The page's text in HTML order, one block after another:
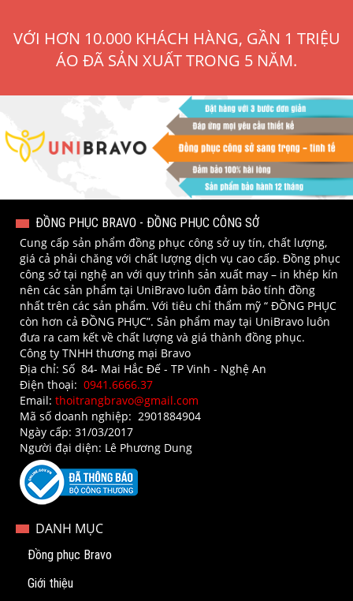
VỚI HƠN 10.000 KHÁCH HÀNG, GẦN 1 TRIỆU
ÁO ĐÃ SẢN XUẤT TRONG 5 NĂM.
ĐỒNG PHỤC BRAVO - ĐỒNG PHỤC CÔNG SỞ
Cung cấp sản phẩm đồng phục công sở uy tín, chất lượng,
giá cả phải chăng với chất lượng dịch vụ cao cấp. Đồng phục
công sở tại nghệ an với quy trình sản xuất may – in khép kín
nên các sản phẩm tại UniBravo luôn đảm bảo tính đồng
nhất trên các sản phẩm. Với tiêu chỉ thẩm mỹ “ ĐỒNG PHỤC
còn hơn cả ĐỒNG PHỤC”. Sản phẩm may tại UniBravo luôn
đưa ra cam kết về chất lượng và giá thành đồng phục.
Công ty TNHH thương mại Bravo
Địa chỉ: Số 84- Mai Hắc Đế - TP Vinh - Nghệ An​
Điện thoại: 0941.6666.37
Email: thoitrangbravo@gmail.com
Mã số doanh nghiệp: 2901884904
Ngày cấp: 31/03/2017
Người đại diện: Lê Phương Dung
DANH MỤC
Đồng phục Bravo
Giới thiệu